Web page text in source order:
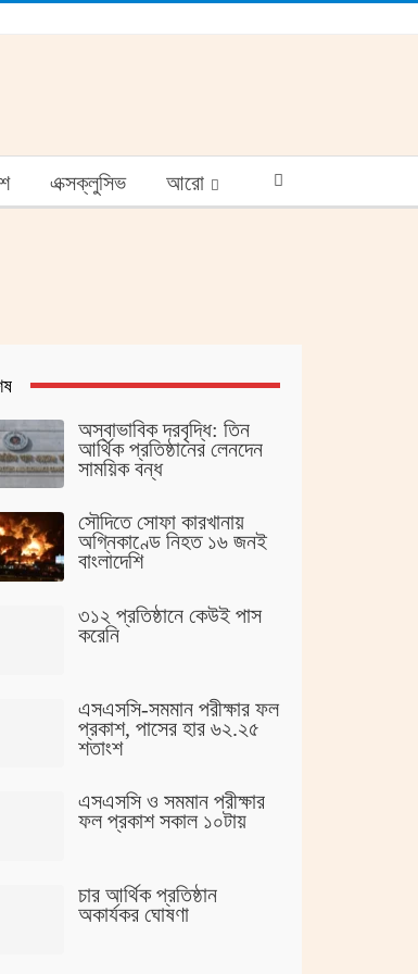
এক্সক্লুসিভ আরো
অস্বাভাবিক দরবৃদ্ধি: তিন
আর্থিক প্রতিষ্ঠানের লেনদেন
সাময়িক বন্ধ
সৌদিতে সোফা কারখানায়
অগ্নিকাণ্ডে নিহত ১৬ জনই
বাংলাদেশি
৩১২ প্রতিষ্ঠানে কেউই পাস
করেনি
এসএসসি-সমমান পরীক্ষার ফল
প্রকাশ, পাসের হার ৬২.২৫
শতাংশ
এসএসসি ও সমমান পরীক্ষার
ফল প্রকাশ সকাল ১০টায়
চার আর্থিক প্রতিষ্ঠান
অকার্যকর ঘোষণা